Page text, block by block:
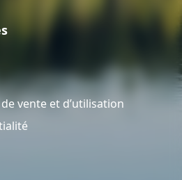
vente et d’utilisation